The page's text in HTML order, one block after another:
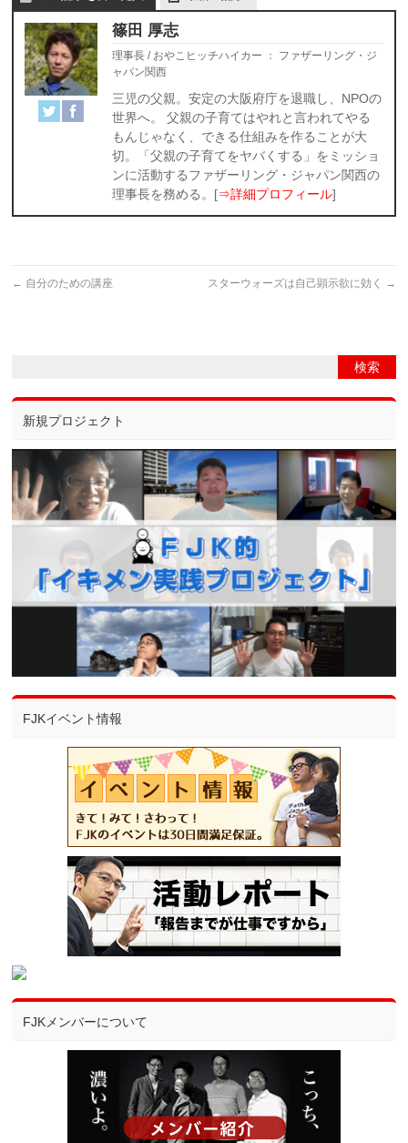
篠田 厚志
理事長 / おやこヒッチハイカー ： ファザーリング・ジ
ャパン関西
三児の父親。安定の大阪府庁を退職し、NPOの
世界へ。 父親の子育てはやれと言われてやる
もんじゃなく、できる仕組みを作ることが大
切。「父親の子育てをヤバくする」をミッショ
ンに活動するファザーリング・ジャパン関西の
理事長を務める。[⇒詳細プロフィール]
← 自分のための講座 スターウォーズは自己顕示欲に効く →
新規プロジェクト
FJKイベント情報
FJKメンバーについて